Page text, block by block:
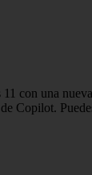
con una
Copilot.